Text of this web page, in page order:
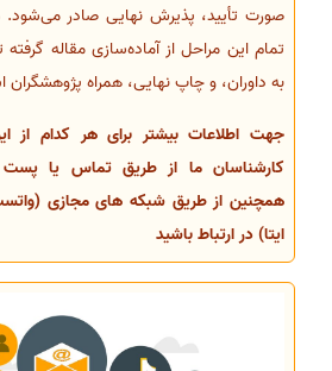
صورت تأیید، پذیرش نهایی صادر
تمام این مراحل از آماده‌سازی مقاله
به داوران، و چاپ نهایی، همراه
جهت اطلاعات بیشتر برای هر کدام از
کارشناسان ما از طریق تماس یا پست
همچنین از طریق شبکه های مجازی
ایتا) در ارتباط باشید